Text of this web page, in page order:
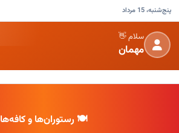
پنج‌شنبه، 15 مرداد
سلام 👋
مهمان
🍽️ رستوران‌ها و کافه‌ها